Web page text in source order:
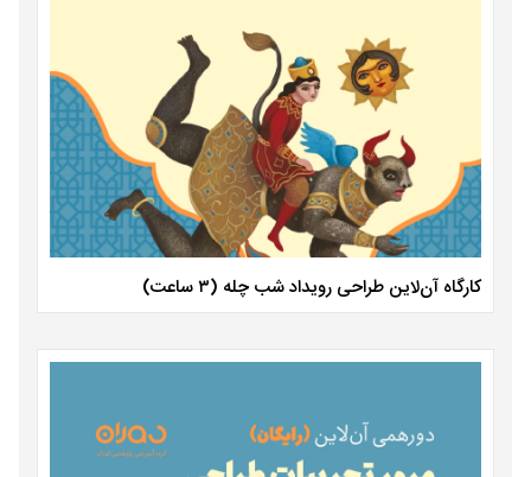
کارگاه آن‌لاین طراحی رویداد شب چله (۳ ساعت)